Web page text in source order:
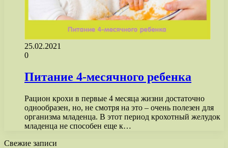
25.02.2021
0
Питание 4-месячного ребенка
Рацион крохи в первые 4 месяца жизни достаточно
однообразен, но, не смотря на это – очень полезен для
организма младенца. В этот период крохотный желудок
младенца не способен еще к…
Свежие записи